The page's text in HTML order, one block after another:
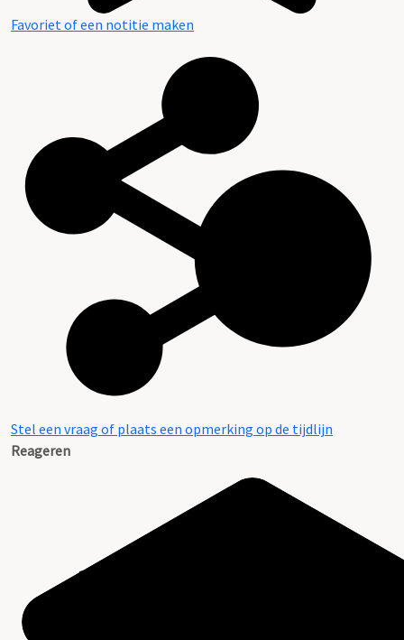
Favoriet of een notitie maken
Stel een vraag of plaats een opmerking op de tijdlijn
Reageren